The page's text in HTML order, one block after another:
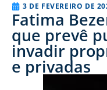
3 DE FEVEREIRO DE
Fatima
que prevê
invadir
e privadas